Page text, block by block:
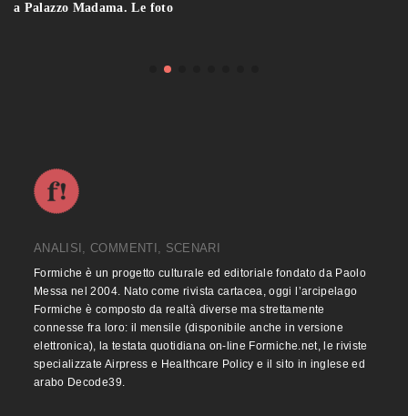
a Palazzo Madama. Le foto
ANALISI, COMMENTI, SCENARI
Formiche è un progetto culturale ed editoriale fondato da Paolo
Messa nel 2004. Nato come rivista cartacea, oggi l’arcipelago
Formiche è composto da realtà diverse ma strettamente
connesse fra loro: il mensile (disponibile anche in versione
elettronica), la testata quotidiana on-line Formiche.net, le riviste
specializzate Airpress e Healthcare Policy e il sito in inglese ed
arabo Decode39.